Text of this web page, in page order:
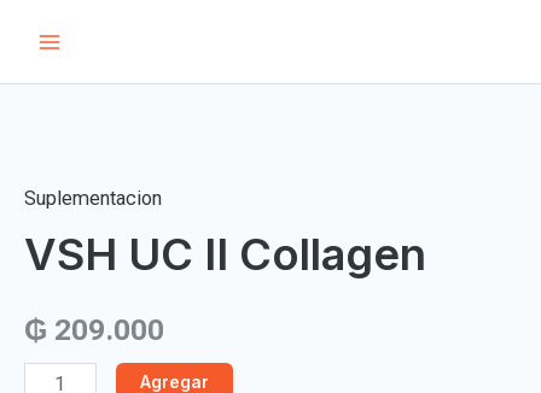
contenido
Menu
Suplementacion
VSH UC II Collagen
₲ 209.000
II
cantidad
Agregar